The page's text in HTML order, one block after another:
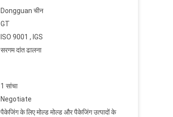
Dongguan चीन
GT
ISO 9001 , IGS
सरगम दांत ढालना
1 सांचा
Negotiate
पैकेजिंग के लिए मोल्ड मोल्ड और पैकेजिंग उत्पादों के